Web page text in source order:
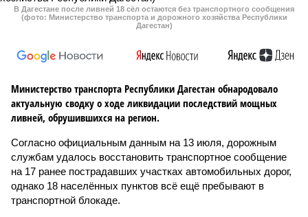
В Дагестане после ливней 18 сёл остаются без транспортного сообщения
(фото: Министерство транспорта и дорожного хозяйства Республики
Дагестан)
Министерство транспорта Республики Дагестан обнародовало
актуальную сводку о ходе ликвидации последствий мощных
ливней, обрушившихся на регион.
Согласно официальным данным на 13 июля, дорожным
службам удалось восстановить транспортное сообщение
на 17 ранее пострадавших участках автомобильных дорог,
однако 18 населённых пунктов всё ещё пребывают в
транспортной блокаде.